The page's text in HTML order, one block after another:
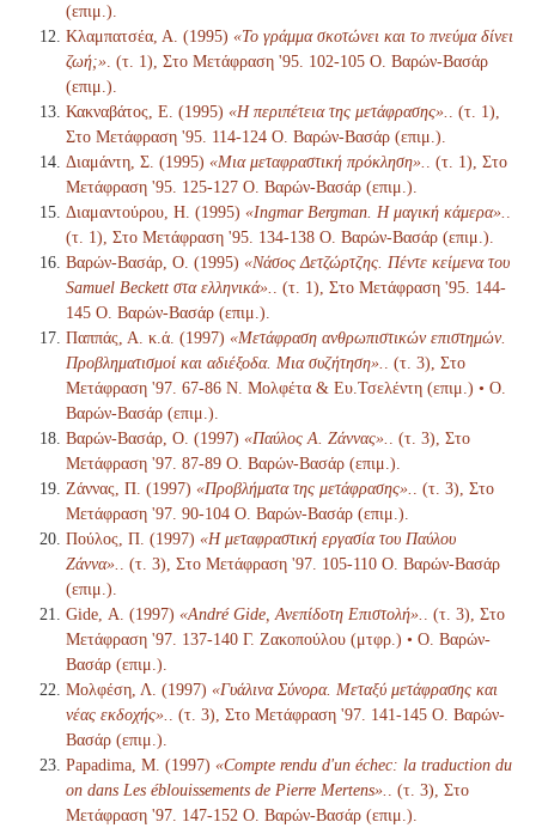
(επιμ.).
Κλαμπατσέα, Α. (1995) «Το γράμμα σκοτώνει και το πνεύμα δίνει
ζωή;» . (τ. 1), Στο Μετάφραση '95. 102-105 Ο. Βαρών-Βασάρ
(επιμ.).
Κακναβάτος, Ε. (1995) «Η περιπέτεια της μετάφρασης».
. (τ. 1),
Στο Μετάφραση '95. 114-124 Ο. Βαρών-Βασάρ (επιμ.).
Διαμάντη, Σ. (1995) «Μια μεταφραστική πρόκληση».
. (τ. 1), Στο
Μετάφραση '95. 125-127 Ο. Βαρών-Βασάρ (επιμ.).
Διαμαντούρου, Η. (1995) «Ingmar Bergman. Η μαγική κάμερα».
(τ. 1), Στο Μετάφραση '95. 134-138 Ο. Βαρών-Βασάρ (επιμ.).
Βαρών-Βασάρ, Ο. (1995) «Νάσος Δετζώρτζης. Πέντε κείμενα του
Samuel Beckett στα ελληνικά».
. (τ. 1), Στο Μετάφραση '95. 144-
145 Ο. Βαρών-Βασάρ (επιμ.).
Παππάς, Α. κ.ά. (1997) «Μετάφραση ανθρωπιστικών επιστημών.
Προβληματισμοί και αδιέξοδα. Μια συζήτηση».
. (τ. 3), Στο
Μετάφραση '97. 67-86 Ν. Μολφέτα & Ευ.Τσελέντη (επιμ.) • Ο.
Βαρών-Βασάρ (επιμ.).
Βαρών-Βασάρ, Ο. (1997) «Παύλος Α. Ζάννας».
. (τ. 3), Στο
Μετάφραση '97. 87-89 Ο. Βαρών-Βασάρ (επιμ.).
Ζάννας, Π. (1997) «Προβλήματα της μετάφρασης».
. (τ. 3), Στο
Μετάφραση '97. 90-104 Ο. Βαρών-Βασάρ (επιμ.).
Πούλος, Π. (1997) «Η μεταφραστική εργασία του Παύλου
Ζάννα».
. (τ. 3), Στο Μετάφραση '97. 105-110 Ο. Βαρών-Βασάρ
(επιμ.).
Gide, Α. (1997) «André Gide, Ανεπίδοτη Επιστολή».
. (τ. 3), Στο
Μετάφραση '97. 137-140 Γ. Ζακοπούλου (μτφρ.) • Ο. Βαρών-
Βασάρ (επιμ.).
Μολφέση, Λ. (1997) «Γυάλινα Σύνορα. Μεταξύ μετάφρασης και
νέας εκδοχής».
. (τ. 3), Στο Μετάφραση '97. 141-145 Ο. Βαρών-
Βασάρ (επιμ.).
Papadima, M. (1997) «Compte rendu d'un échec: la traduction du
on dans Les éblouissements de Pierre Mertens».
. (τ. 3), Στο
Μετάφραση '97. 147-152 Ο. Βαρών-Βασάρ (επιμ.).